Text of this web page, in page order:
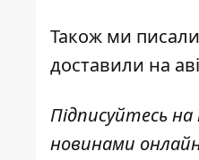
Також ми
доставили на
Підписуйтесь
новинами